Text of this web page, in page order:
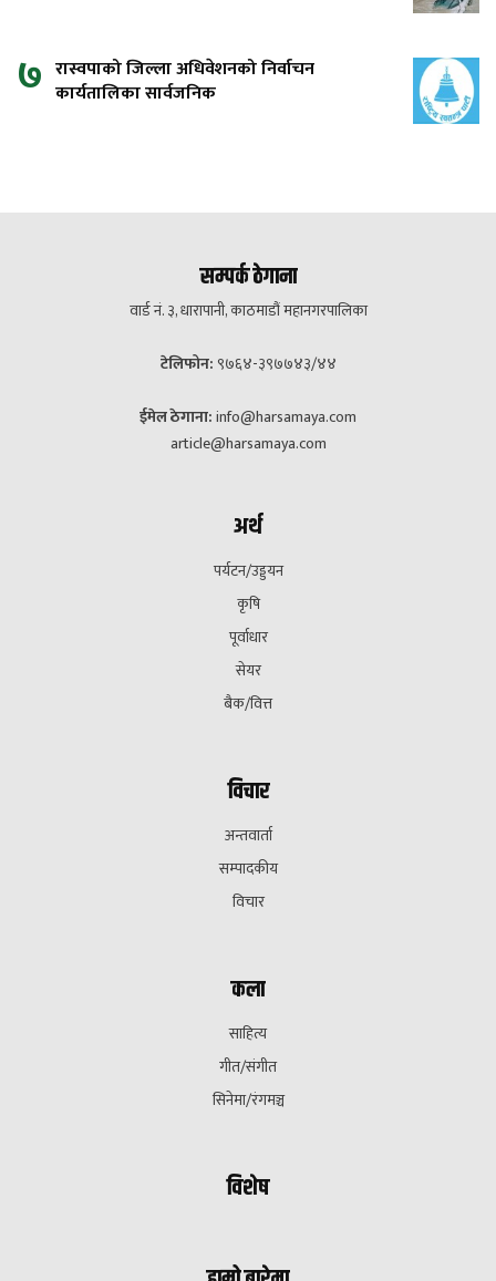
७ रास्वपाको जिल्ला अधिवेशनको निर्वाचन
कार्यतालिका सार्वजनिक
सम्पर्क ठेगाना
वार्ड नं. ३, धारापानी, काठमाडौं महानगरपालिका
टेलिफोन: ९७६४-३९७७४३/४४
ईमेल ठेगाना:info@harsamaya.com
article@harsamaya.com
अर्थ
पर्यटन/उड्डयन
कृषि
पूर्वाधार
सेयर
बैक/वित्त
विचार
अन्तवार्ता
सम्पादकीय
विचार
कला
साहित्य
गीत/संगीत
सिनेमा/रंगमञ्च
विशेष